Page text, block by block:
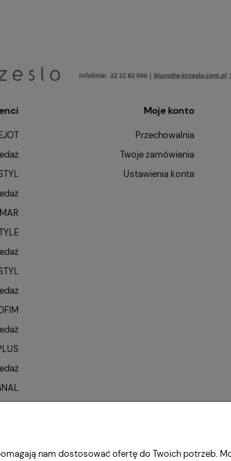
Moje konto
Przechowalnia
Twoje zamówienia
Ustawienia konta
nam dostosować ofertę do Twoich potrzeb.